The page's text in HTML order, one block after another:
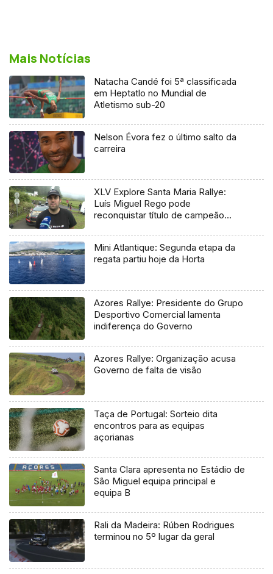
Mais Notícias
Natacha Candé foi 5ª classificada
em Heptatlo no Mundial de
Atletismo sub-20
Nelson Évora fez o último salto da
carreira
XLV Explore Santa Maria Rallye:
Luís Miguel Rego pode
reconquistar título de campeão
Mini Atlantique: Segunda etapa da
regata partiu hoje da Horta
Azores Rallye: Presidente do Grupo
Desportivo Comercial lamenta
indiferença do Governo
Azores Rallye: Organização acusa
Governo de falta de visão
Taça de Portugal: Sorteio dita
encontros para as equipas
açorianas
Santa Clara apresenta no Estádio de
São Miguel equipa principal e
equipa B
Rali da Madeira: Rúben Rodrigues
terminou no 5º lugar da geral